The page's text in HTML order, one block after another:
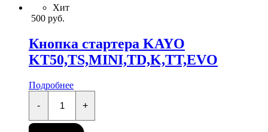
Хит
500 руб.
Кнопка стартера KAYO
KT50,TS,MINI,TD,K,TT,EVO
Подробнее
-
стартера
KT50,TS,MINI,TD,K,TT,EVO
+